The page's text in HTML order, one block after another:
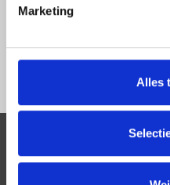
Marketing
Alles